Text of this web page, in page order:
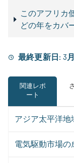
このアフリカ
どの年をカバ
最終更新日: 3
関連レポ
ート
アジア太平洋地
電気駆動市場の